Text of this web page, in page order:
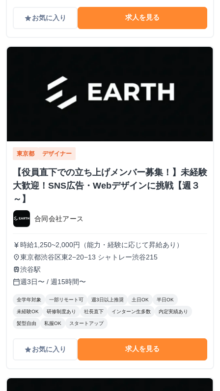
gradeお気に入り 求人を見る
東京都 デザイナー
【役員直下での立ち上げメンバー募集！】未経験
大歓迎！SNS広告・Webデザインに挑戦【週３
～】
合同会社アース
currency_yen 時給1,250~2,000円（能力・経験に応じて昇給あり）
place東京都渋谷区東2−20−13 シャトレー渋谷215
train渋谷駅
calendar_today週3日〜 / 週15時間〜
全学年対象 一部リモート可 週3日以上推奨 土日OK 半日OK
未経験OK 研修制度あり 社長直下 インターン生多数 内定実績あり
髪型自由 私服OK スタートアップ
gradeお気に入り 求人を見る